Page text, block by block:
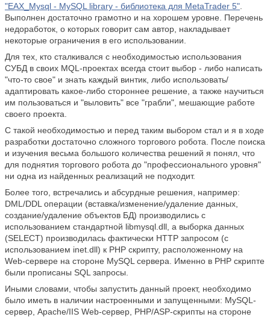
"EAX_Mysql - MySQL library - библиотека для MetaTrader 5"
Выполнен достаточно грамотно и на хорошем уровне. Перечень
недоработок, о которых говорит сам автор, накладывает
некоторые ограничения в его использовании.
Для тех, кто сталкивался с необходимостью использования
СУБД в своих MQL-проектах всегда стоит выбор - либо написать
"что-то свое" и знать каждый винтик, либо использовать/
адаптировать какое-либо стороннее решение, а также научиться
им пользоваться и "выловить" все "грабли", мешающие работе
своего проекта.
С такой необходимостью и перед таким выбором стал и я в ходе
разработки достаточно сложного торгового робота. После поиска
и изучения весьма большого количества решений я понял, что
для поднятия торгового робота до "профессионального уровня"
ни одна из найденных реализаций не подходит.
Более того, встречались и абсурдные решения, например:
DML/DDL операции (вставка/изменение/удаление данных,
создание/удаление объектов БД) производились с
использованием стандартной libmysql.dll, а выборка данных
(SELECT) производилась фактически HTTP запросом (с
использованием inet.dll) к PHP скрипту, расположенному на
Web-сервере на стороне MySQL сервера. Именно в PHP скрипте
были прописаны SQL запросы.
Иными словами, чтобы запустить данный проект, необходимо
было иметь в наличии настроенными и запущенными: MySQL-
сервер, Apache/IIS Web-сервер, PHP/ASP-скрипты на стороне